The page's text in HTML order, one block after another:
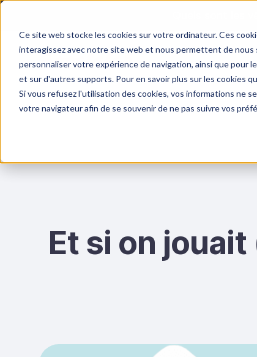
Ce site web stocke les cookies sur votre ordinateur. Ces
interagissez avec notre site web et nous permettent de
personnaliser votre expérience de navigation, ainsi que pour
et sur d'autres supports. Pour en savoir plus sur les cookies
Si vous refusez l'utilisation des cookies, vos informations ne
votre navigateur afin de se souvenir de ne pas suivre vos
FORMATIONS RISQUES PSYCHOSOCIAUX
Et si on